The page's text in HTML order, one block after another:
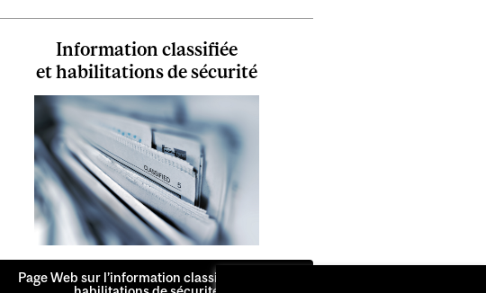
Information classifiée
et habilitations de sécurité
Page Web sur l’information classifiée et les